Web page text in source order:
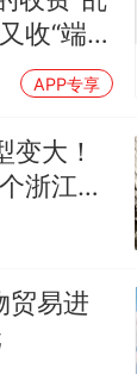
收“端口
，使用期
APP专享
变大！
浙江那
贸易进